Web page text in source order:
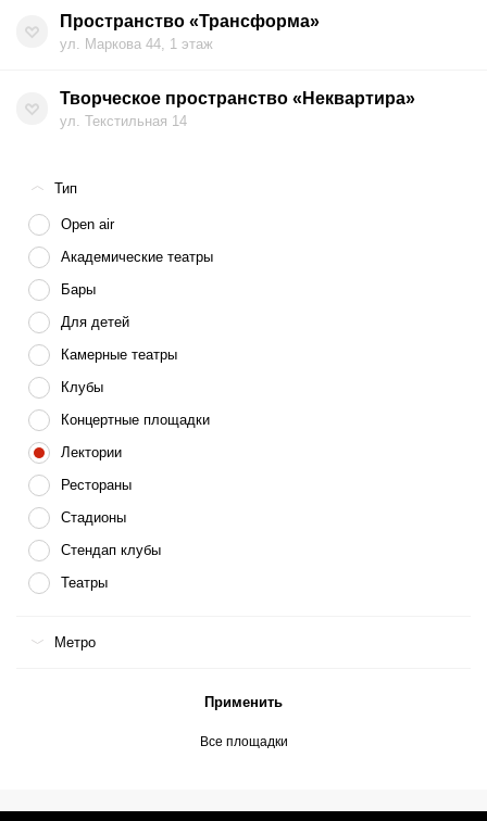
Пространство «Трансформа»
ул. Маркова 44, 1 этаж
Творческое пространство «Неквартира»
ул. Текстильная 14
Тип
Open air
Академические театры
Бары
Для детей
Камерные театры
Клубы
Концертные площадки
Лектории
Рестораны
Стадионы
Стендап клубы
Театры
Метро
Применить
Все площадки